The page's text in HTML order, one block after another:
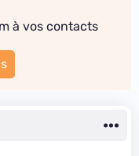
à vos contacts